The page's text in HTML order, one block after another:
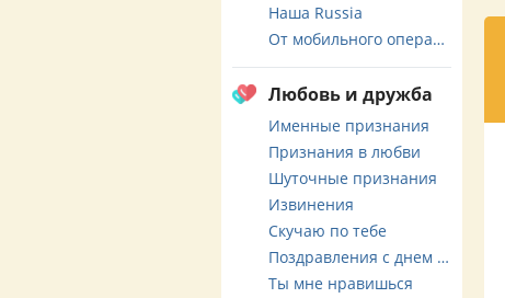
Наша Russia
От мобильного оператора
Любовь и дружба
Именные признания
Признания в любви
Шуточные признания
Извинения
Скучаю по тебе
Поздравления с днем свадьбы
Ты мне нравишься